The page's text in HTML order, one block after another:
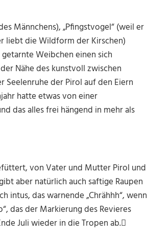
Männchens), „Pfingstvogel“ (weil er
liebt die Wildform der Kirschen)
Weibchen einen sich
Nähe des kunstvoll zwischen
der Pirol auf den Eiern
hatte etwas von einer
das alles frei hängend in mehr als
von Vater und Mutter Pirol und
aber natürlich auch saftige Raupen
intus, das warnende „Chrähhh“, wenn
das der Markierung des Revieres
Juli wieder in die Tropen ab.